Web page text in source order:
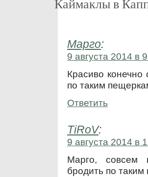
Каймаклы в
Марго:
9 августа 2014 в
Красиво конечно
по таким
Ответить
TiRoV:
9 августа 2014 в
Марго, совсем
бродить по таким